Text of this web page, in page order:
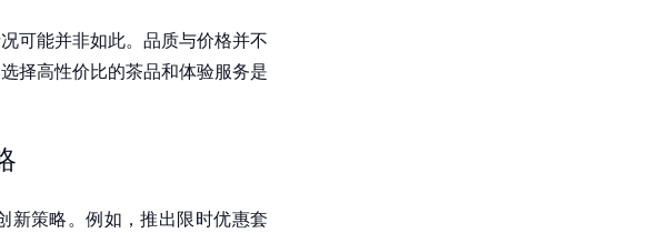
可能并非如此。品质与价格并不
择高性价比的茶品和体验服务是
新策略。例如，推出限时优惠套